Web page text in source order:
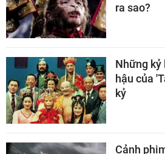
ra sao?
Những kỷ
hậu của
kỷ
Cảnh